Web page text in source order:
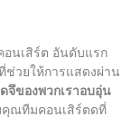
เสิร์ต อันดับแรก
วยให้การแสดงผ่าน
จึของพวกเราอบอุ่น
คุณทีมคอนเสิร์ตดที่